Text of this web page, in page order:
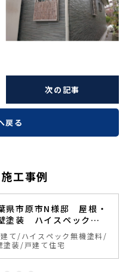
次の記事
戻る
工事例
県市原市N様邸 屋根・
塗装 ハイスペック無
料
て
ハイスペック無機塗料
塗装 戸建て住宅